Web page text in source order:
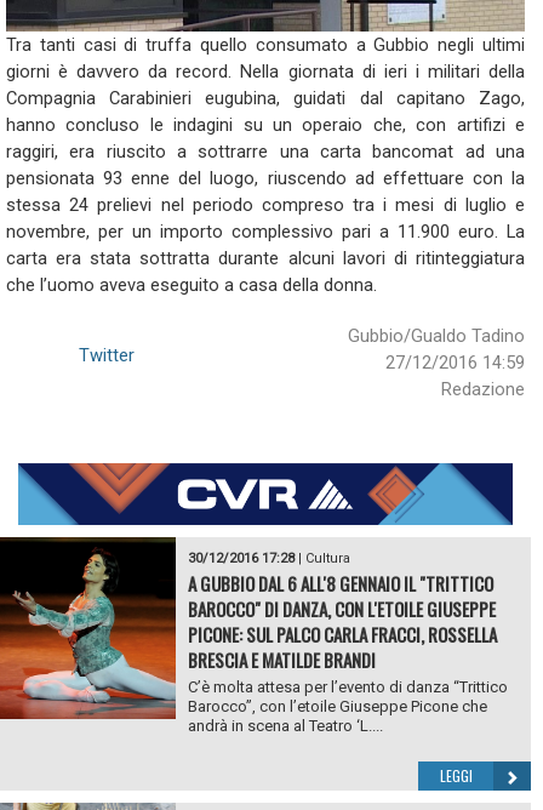
Tra tanti casi di truffa quello consumato a Gubbio negli ultimi
giorni è davvero da record. Nella giornata di ieri i militari della
Compagnia Carabinieri eugubina, guidati dal capitano Zago,
hanno concluso le indagini su un operaio che, con artifizi e
raggiri, era riuscito a sottrarre una carta bancomat ad una
pensionata 93 enne del luogo, riuscendo ad effettuare con la
stessa 24 prelievi nel periodo compreso tra i mesi di luglio e
novembre, per un importo complessivo pari a 11.900 euro. La
carta era stata sottratta durante alcuni lavori di ritinteggiatura
che l’uomo aveva eseguito a casa della donna.
Gubbio/Gualdo Tadino
27/12/2016 14:59
Redazione
Twitter
30/12/2016 17:28| Cultura
A GUBBIO DAL 6 ALL'8 GENNAIO IL "TRITTICO
BAROCCO" DI DANZA, CON L'ETOILE GIUSEPPE
PICONE: SUL PALCO CARLA FRACCI, ROSSELLA
BRESCIA E MATILDE BRANDI
C’è molta attesa per l’evento di danza “Trittico
Barocco”, con l’etoile Giuseppe Picone che
andrà in scena al Teatro ‘L....
LEGGI